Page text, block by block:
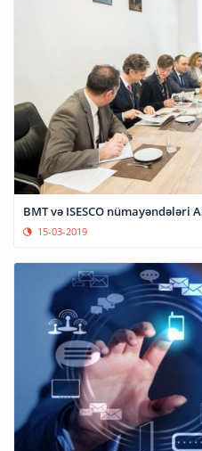
BMT və ISESCO nümayəndələri
15-03-2019